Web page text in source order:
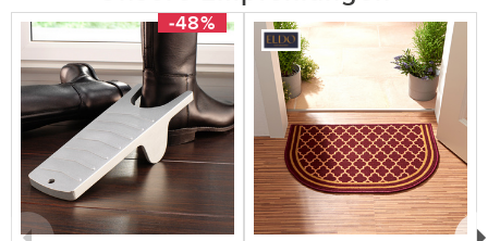
-48%